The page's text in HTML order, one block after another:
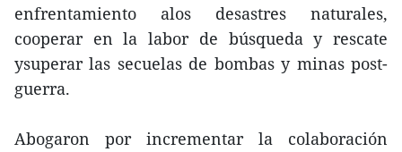
enfrentamiento alos desastres naturales,
cooperar en la labor de búsqueda y rescate
ysuperar las secuelas de bombas y minas post-
guerra.
Abogaron por incrementar la colaboración